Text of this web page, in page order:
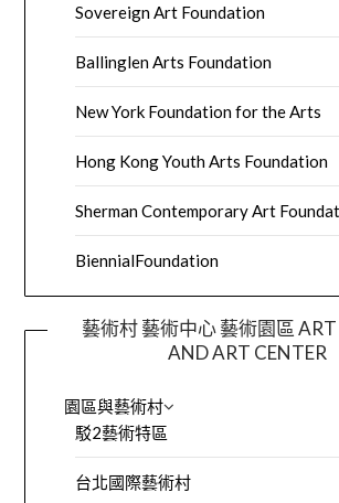
Sovereign Art Foundation
Ballinglen Arts Foundation
New York Foundation for the Arts
Hong Kong Youth Arts Foundation
Sherman Contemporary Art
BiennialFoundation
藝術村 藝術中心 藝術園區 ART
AND ART CENTER
園區與藝術村
駁2藝術特區
台北國際藝術村